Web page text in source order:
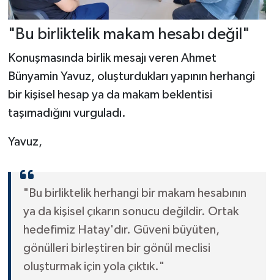
"Bu birliktelik makam hesabı değil"
Konuşmasında birlik mesajı veren Ahmet
Bünyamin Yavuz, oluşturdukları yapının herhangi
bir kişisel hesap ya da makam beklentisi
taşımadığını vurguladı.
Yavuz,
"Bu birliktelik herhangi bir makam hesabının
ya da kişisel çıkarın sonucu değildir. Ortak
hedefimiz Hatay'dır. Güveni büyüten,
gönülleri birleştiren bir gönül meclisi
oluşturmak için yola çıktık."